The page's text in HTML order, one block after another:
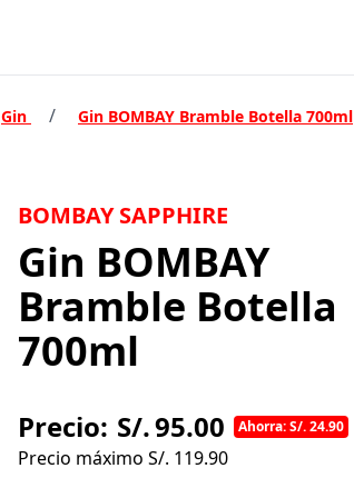
Gin / Gin BOMBAY Bramble Botella 700ml
BOMBAY SAPPHIRE
Gin BOMBAY
Bramble Botella
700ml
Precio: S/.95.00 Ahorra: S/. 24.90
Precio máximo S/. 119.90